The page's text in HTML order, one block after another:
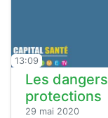
13:09
Les
protections
29 mai 2020